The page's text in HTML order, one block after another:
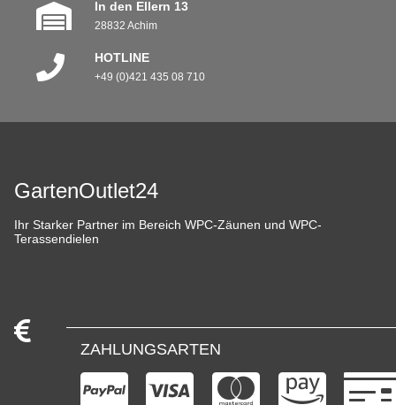
In den Ellern 13
28832 Achim
HOTLINE
+49 (0)421 435 08 710
GartenOutlet24
Ihr Starker Partner im Bereich WPC-Zäunen und WPC-
Terassendielen
ZAHLUNGSARTEN